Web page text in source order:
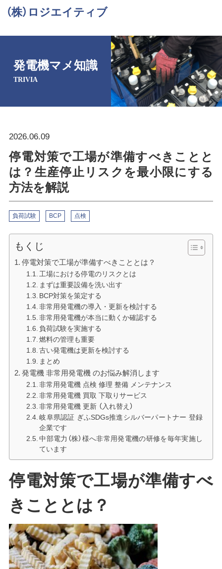
（株）ロジエイティブ
発電機マメ知識
TRIVIA
2026.06.09
停電対策で工場が準備すべきことと
は？生産停止リスクを最小限にする
方法を解説
負荷試験 BCP 点検
もくじ
停電対策で工場が準備すべきこととは？
工場における停電のリスクとは
まずは重要設備を洗い出す
BCP対策を策定する
非常用発電機の導入・更新を検討する
非常用発電機が本当に動くか確認する
負荷試験を実施する
燃料の管理も重要
古い発電機は更新を検討する
まとめ
発電機 非常用発電機 のお悩み解消します
非常用発電機 点検 修理 整備 メンテナンス
非常用発電機 買取 下取りサービス
非常用発電機 更新 （入れ替え）
岐阜県認証 ぎふSDGs推進シルバーパートナー 登録
企業です
中部電力（株）様へ非常用発電機の研修を毎年実施し
ています
停電対策で工場が準備すべ
きこととは？